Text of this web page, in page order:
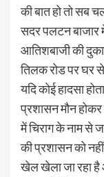
की बात हो तो सब
सदर पलटन बाजार
आतिशबाजी की
तिलक रोड पर घर
यदि कोई हादसा
प्रशासन मौन होकर
में चिराग के नाम से
की प्रशासन को
खेल खेला जा रहा है